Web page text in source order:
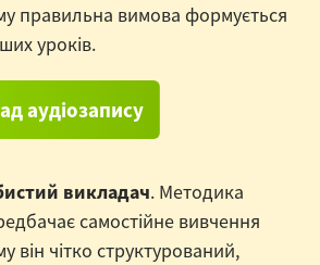
правильна вимова формується
уроків.
аудіозапису
викладач. Методика
самостійне вивчення
він чітко структурований,